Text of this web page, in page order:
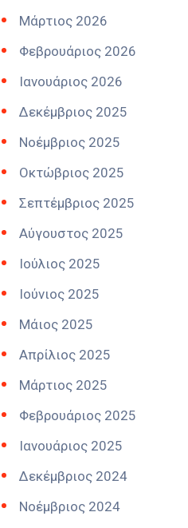
Μάρτιος 2026
Φεβρουάριος 2026
Ιανουάριος 2026
Δεκέμβριος 2025
Νοέμβριος 2025
Οκτώβριος 2025
Σεπτέμβριος 2025
Αύγουστος 2025
Ιούλιος 2025
Ιούνιος 2025
Μάιος 2025
Απρίλιος 2025
Μάρτιος 2025
Φεβρουάριος 2025
Ιανουάριος 2025
Δεκέμβριος 2024
Νοέμβριος 2024